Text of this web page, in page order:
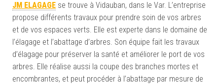
JM ELAGAGE se trouve à Vidauban, dans le Var. L’entreprise
propose différents travaux pour prendre soin de vos arbres
et de vos espaces verts. Elle est experte dans le domaine de
l’élagage et l’abattage d’arbres. Son équipe fait les travaux
d’élagage pour préserver la santé et améliorer le port de vos
arbres. Elle réalise aussi la coupe des branches mortes et
encombrantes, et peut procéder à l’abattage par mesure de